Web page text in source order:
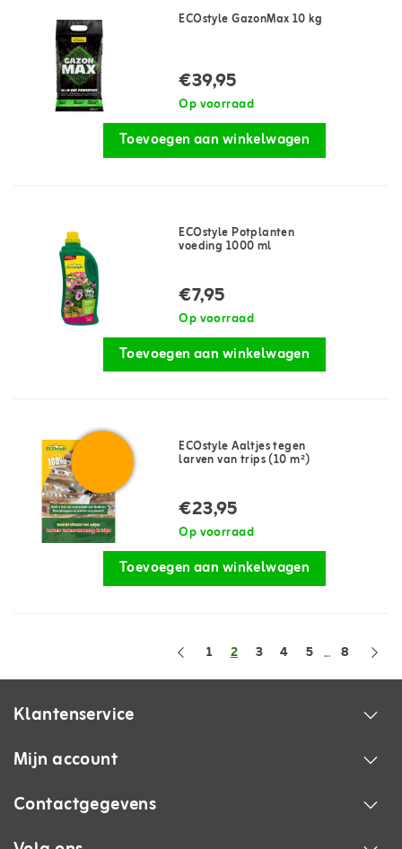
ECOstyle GazonMax 10 kg
€39,95
Op voorraad
Toevoegen aan winkelwagen
ECOstyle Potplanten
voeding 1000 ml
€7,95
Op voorraad
Toevoegen aan winkelwagen
ECOstyle Aaltjes tegen
larven van trips (10 m²)
€23,95
Op voorraad
Toevoegen aan winkelwagen
1 2 3 4 5 ... 8
Klantenservice
Mijn account
Contactgegevens